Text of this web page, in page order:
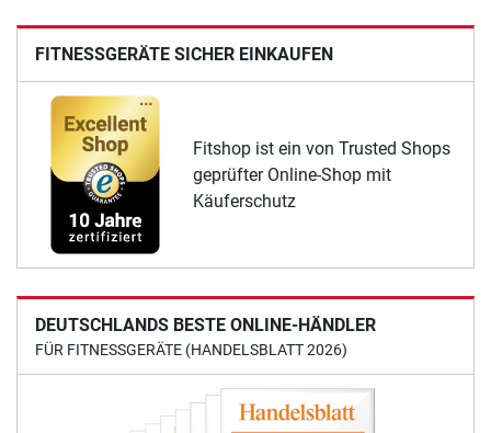
FITNESSGERÄTE SICHER EINKAUFEN
Fitshop ist ein von Trusted Shops
geprüfter Online-Shop mit
Käuferschutz
DEUTSCHLANDS BESTE ONLINE-HÄNDLER
FÜR FITNESSGERÄTE (HANDELSBLATT 2026)